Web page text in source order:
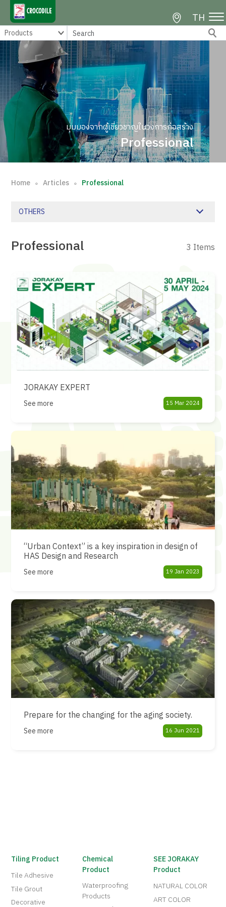
TH
มุมมองจากผู้เชี่ยวชาญในวงการก่อสร้าง
Professional
Home ∘ Articles ∘ Professional
OTHERS
Professional 3 Items
JORAKAY EXPERT
See more 15 Mar 2024
“Urban Context” is a key inspiration in design of
HAS Design and Research
See more 19 Jan 2023
Prepare for the changing for the aging society.
See more 16 Jun 2021
Tiling Product
Tile Adhesive
Tile Grout
Decorative
Chemical
Product
Waterproofing
Products
SEE JORAKAY
Product
NATURAL COLOR
ART COLOR